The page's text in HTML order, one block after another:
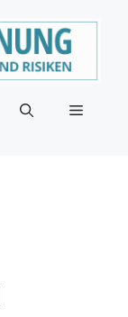
Menü